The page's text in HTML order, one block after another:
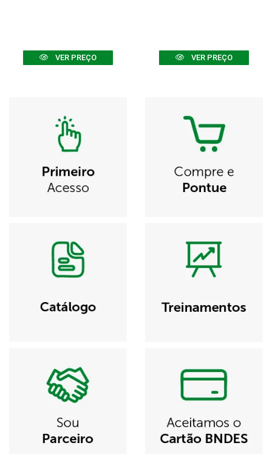
VER PREÇO VER PREÇO